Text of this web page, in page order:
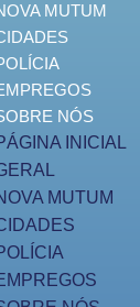
MUTUM
NÓS
INICIAL
MUTUM